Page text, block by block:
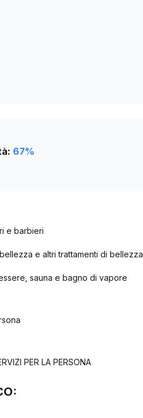
67%
e barbieri
e altri trattamenti di bellezza
sauna e bagno di vapore
PER LA PERSONA